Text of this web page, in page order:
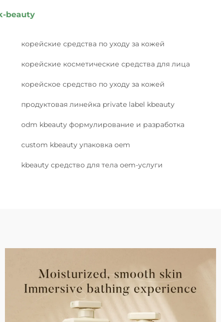
beauty
корейские средства по уходу за кожей
корейские косметические средства для лица
корейское средство по уходу за кожей
продуктовая линейка private label kbeauty
odm kbeauty формулирование и разработка
custom kbeauty упаковка oem
kbeauty средство для тела oem-услуги